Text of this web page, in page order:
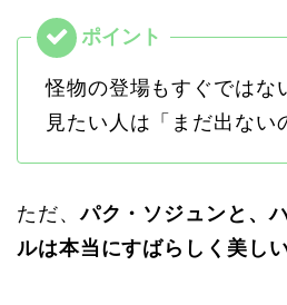
怪物の登場もすぐではな
見たい人は「まだ出ない
ただ、パク・ソジュンと、
ルは本当にすばらしく美しい